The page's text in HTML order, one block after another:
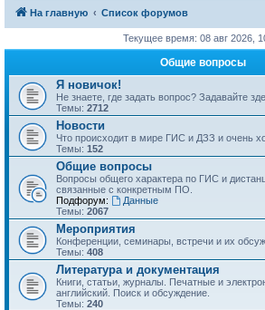
На главную Список форумов
Текущее время: 08 авг 2026,
Общие вопросы
Я новичок!
Не знаете, где задать вопрос? Задавайте
Темы: 2712
Новости
Что происходит в мире ГИС и ДЗЗ и очень
Темы: 152
Общие вопросы
Вопросы общего характера по ГИС и
связанные с конкретным ПО.
Подфорум:
Данные
Темы: 2067
Мероприятия
Конференции, семинары, встречи и их
Темы: 408
Литература и документация
Книги, статьи, журналы. Печатные и
английский. Поиск и обсуждение.
Темы: 240